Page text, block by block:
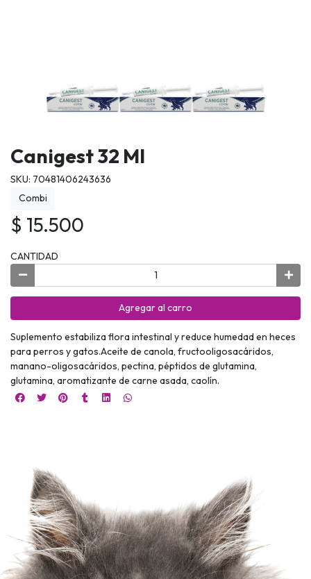
Canigest 32 Ml
SKU: 70481406243636
Combi
$ 15.500
CANTIDAD
Agregar al carro
Suplemento estabiliza flora intestinal y reduce humedad en heces
para perros y gatos.Aceite de canola, fructooligosacáridos,
manano-oligosacáridos, pectina, péptidos de glutamina,
glutamina, aromatizante de carne asada, caolín.